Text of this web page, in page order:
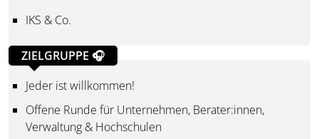
IKS & Co.
ZIELGRUPPE 🎧
Jeder ist willkommen!
Offene Runde für Unternehmen, Berater:innen,
Verwaltung & Hochschulen